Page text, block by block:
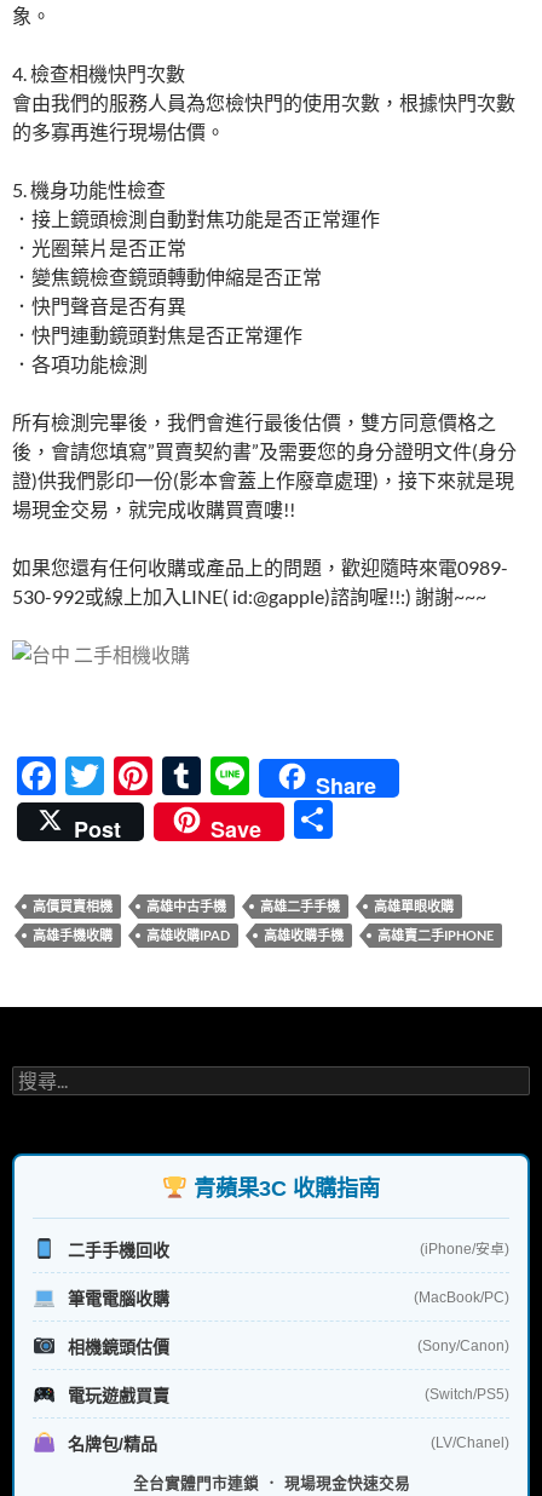
象。
4. 檢查相機快門次數
會由我們的服務人員為您檢快門的使用次數，根據快門次數
的多寡再進行現場估價。
5. 機身功能性檢查
．接上鏡頭檢測自動對焦功能是否正常運作
．光圈葉片是否正常
．變焦鏡檢查鏡頭轉動伸縮是否正常
．快門聲音是否有異
．快門連動鏡頭對焦是否正常運作
．各項功能檢測
所有檢測完畢後，我們會進行最後估價，雙方同意價格之
後，會請您填寫”買賣契約書”及需要您的身分證明文件(身分
證)供我們影印一份(影本會蓋上作廢章處理)，接下來就是現
場現金交易，就完成收購買賣嘍!!
如果您還有任何收購或產品上的問題，歡迎隨時來電0989-
530-992或線上加入LINE( id:@gapple)諮詢喔!!:) 謝謝~~~
F
ac
e
b
o
k
T
w
itt
er
Pi
nt
er
es
t
T
u
m
bl
r
Li
n
e
Share
Post
Save
高價買賣相機 高雄中古手機 高雄二手手機
高雄單眼收購
高雄手機收購
高雄收購IPAD 高雄收購手機 高雄賣二手IPHONE
搜
尋
字:
青蘋果3C 收購指南
二手手機回收 (iPhone/安卓)
筆電電腦收購 (MacBook/PC)
相機鏡頭估價 (Sony/Canon)
電玩遊戲買賣 (Switch/PS5)
名牌包/精品 (LV/Chanel)
全台實體門市連鎖 ． 現場現金快速交易